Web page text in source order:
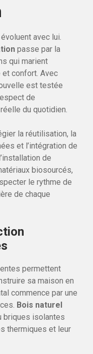
avec lui.
passe par la
qui marient
confort. Avec
est testée
de
du quotidien.
la réutilisation, la
et l’intégration de
de
biosourcés,
le rythme de
de chaque
permettent
sa maison en
commence par une
Bois naturel
briques isolantes
thermiques et leur